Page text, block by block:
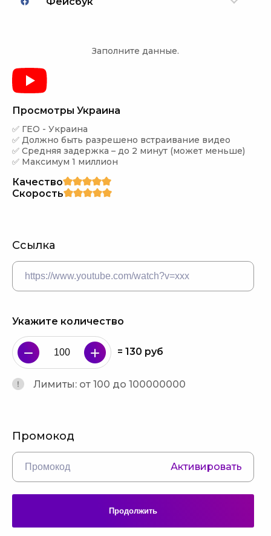
Заполните данные.
Просмотры Украина
✅ ГЕО - Украина
✅ Должно быть разрешено встраивание видео
✅ Средняя задержка – до 2 минут (может меньше)
✅ Максимум 1 миллион
Качество
Скорость
Ссылка
Укажите количество
= 130 руб
Лимиты: от 100 до 100000000
Промокод
Активировать
Продолжить